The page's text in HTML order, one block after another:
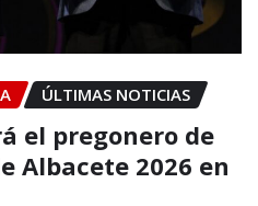
ÚLTIMAS NOTICIAS
el pregonero de
Albacete 2026 en